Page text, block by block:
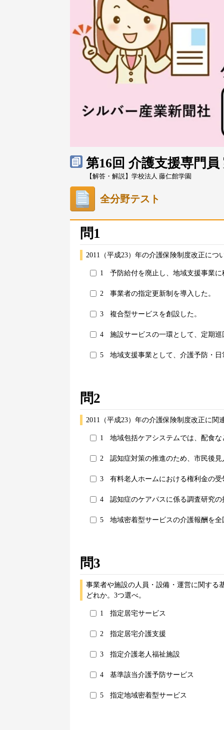
第16回 介護支援専門
【解答・解説】学校法人 藤仁館学園
全分野テスト
問1
2011（平成23）年の介護保険制度改正につ
1 予防給付を廃止し、地域支援事業に
2 事業者の指定更新制を導入した。
3 複合型サービスを創設した。
4 施設サービスの一環として、定期
5 地域支援事業として、介護予防・
問2
2011（平成23）年の介護保険制度改正に
1 地域包括ケアシステムでは、配食
2 認知症対策の推進のため、市民後
3 有料老人ホームにおける権利金の
4 認知症のケアパスに係る調査研究
5 地域密着型サービスの介護報酬を
問3
事業者や施設の人員・設備・運営に関する
どれか。3つ選べ。
1 指定居宅サービス
2 指定居宅介護支援
3 指定介護老人福祉施設
4 基準該当介護予防サービス
5 指定地域密着型サービス